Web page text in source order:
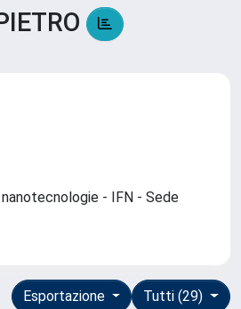
- IFN - Sede
Tutti (29)
Esportazione